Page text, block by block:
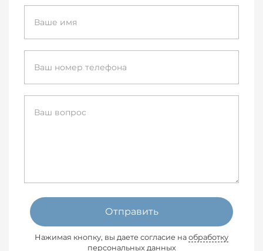
Отправить
Нажимая кнопку, вы даете согласие на обработку
персональных данных